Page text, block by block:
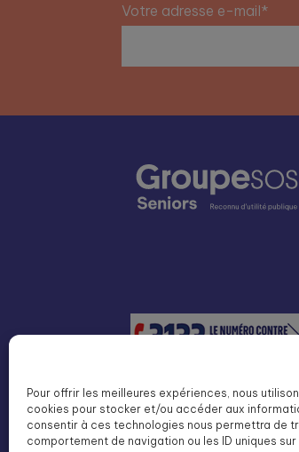
Pour offrir les meilleures expériences, nous
cookies pour stocker et/ou accéder aux
consentir à ces technologies nous permettra de
comportement de navigation ou les ID uniques
Votre adresse e-mail*